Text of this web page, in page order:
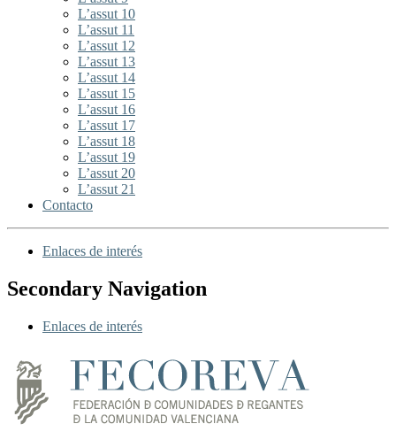
L’assut 10
L’assut 11
L’assut 12
L’assut 13
L’assut 14
L’assut 15
L’assut 16
L’assut 17
L’assut 18
L’assut 19
L’assut 20
L’assut 21
Contacto
Enlaces de interés
Secondary Navigation
Enlaces de interés